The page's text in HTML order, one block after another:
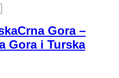
Crna Gora –
Gora i Turska